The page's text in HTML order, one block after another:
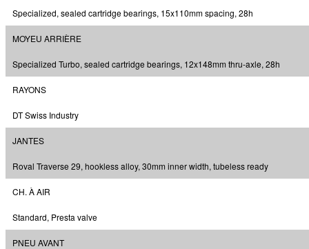
Specialized, sealed cartridge bearings, 15x110mm spacing, 28h
MOYEU ARRIÈRE
Specialized Turbo, sealed cartridge bearings, 12x148mm thru-axle, 28h
RAYONS
DT Swiss Industry
JANTES
Roval Traverse 29, hookless alloy, 30mm inner width, tubeless ready
CH. À AIR
Standard, Presta valve
PNEU AVANT